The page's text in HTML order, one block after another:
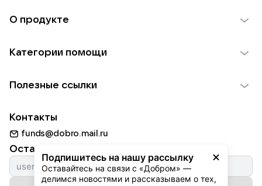
Подпишитесь на нашу рассылку
Оставайтесь на связи с «Добром» —
делимся новостями и рассказываем о тех,
О продукте
Использование материалов
Для НКО
Партнерам
Категории помощи
Пожилым
Животным
Природе
Культуре
Полезные ссылки
Добрый день
Истории
Автоплатежи
Контакты
funds@dobro.mail.ru
Оставайтесь с нами